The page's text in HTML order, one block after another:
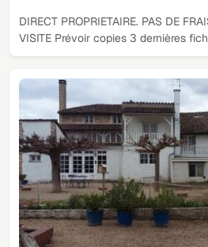
DIRECT PROPRIETAIRE. PAS DE
VISITE Prévoir copies 3 dernières